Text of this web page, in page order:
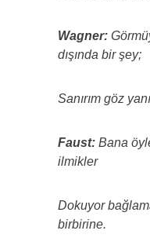
Wagner:
dışında bir şey;
Sanırım göz
Faust: Bana
ilmikler
Dokuyor
birbirine.